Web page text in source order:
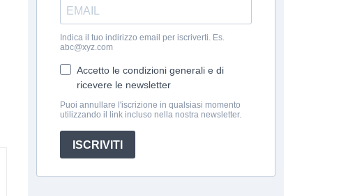
Indica il tuo indirizzo email per iscriverti. Es.
abc@xyz.com
Accetto le condizioni generali e di
ricevere le newsletter
Puoi annullare l'iscrizione in qualsiasi momento
utilizzando il link incluso nella nostra newsletter.
ISCRIVITI